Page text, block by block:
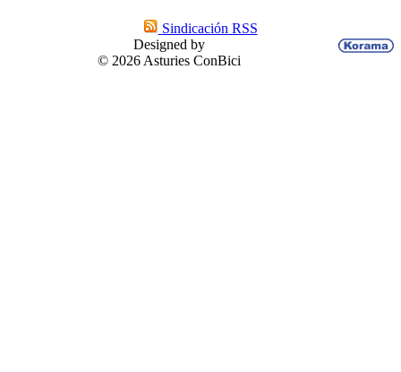
Sindicación RSS
Designed by
© 2026 Asturies ConBici